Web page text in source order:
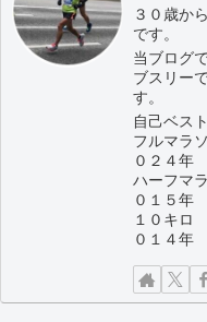
３０歳か
です。
当ブログ
ブスリー
す。
自己ベスト
フルマ
０２４年
ハーフマ
０１５年
１０
０１４年